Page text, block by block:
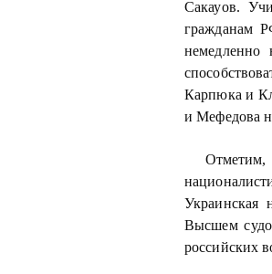
Сакауов.
гражданам
немедленно
Карпюка и
и Мефедова
Высшем
российских